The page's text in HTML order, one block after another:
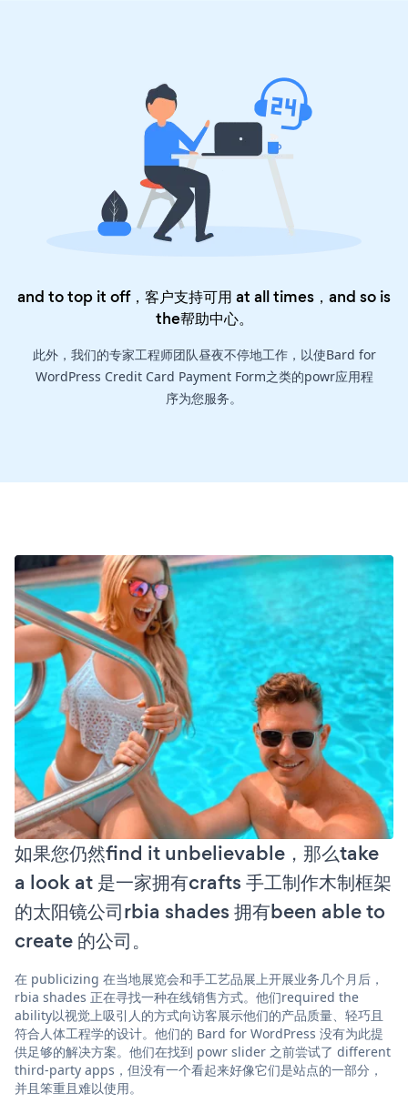
and to top it off，客户支持可用 at all times，and so is
the帮助中心。
此外，我们的专家工程师团队昼夜不停地工作，以使Bard for
WordPress Credit Card Payment Form之类的powr应用程
序为您服务。
如果您仍然find it unbelievable，那么take
a look at 是一家拥有crafts 手工制作木制框架
的太阳镜公司rbia shades 拥有been able to
create 的公司。
在 publicizing 在当地展览会和手工艺品展上开展业务几个月后，
rbia shades 正在寻找一种在线销售方式。他们required the
ability以视觉上吸引人的方式向访客展示他们的产品质量、轻巧且
符合人体工程学的设计。他们的 Bard for WordPress 没有为此提
供足够的解决方案。他们在找到 powr slider 之前尝试了 different
third-party apps，但没有一个看起来好像它们是站点的一部分，
并且笨重且难以使用。